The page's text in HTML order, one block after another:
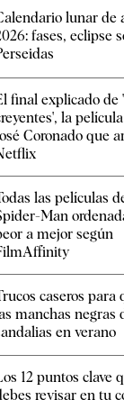
lunar de
fases, eclipse
final explicado de
la
Coronado que
las películas
Man
a mejor según
caseros para
manchas negras
en verano
12 puntos clave
revisar en tu